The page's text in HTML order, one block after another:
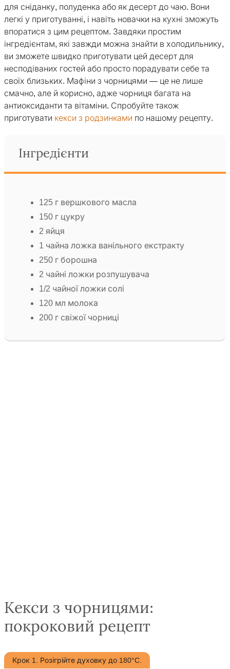
для сніданку, полуденка або як десерт до чаю. Вони
легкі у приготуванні, і навіть новачки на кухні зможуть
впоратися з цим рецептом. Завдяки простим
інгредієнтам, які завжди можна знайти в холодильнику,
ви зможете швидко приготувати цей десерт для
несподіваних гостей або просто порадувати себе та
своїх близьких. Мафіни з чорницями — це не лише
смачно, але й корисно, адже чорниця багата на
антиоксиданти та вітаміни. Спробуйте також
приготувати кекси з родзинками по нашому рецепту.
Інгредієнти
125 г вершкового масла
150 г цукру
2 яйця
1 чайна ложка ванільного екстракту
250 г борошна
2 чайні ложки розпушувача
1/2 чайної ложки солі
120 мл молока
200 г свіжої чорниці
Кекси з чорницями:
покроковий рецепт
Крок 1. Розігрійте духовку до 180°C.